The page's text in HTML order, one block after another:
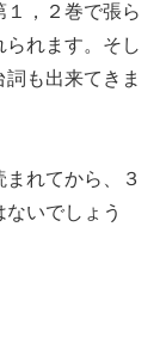
，２巻で張ら
れます。そし
も出来てきま
れてから、３
いでしょう